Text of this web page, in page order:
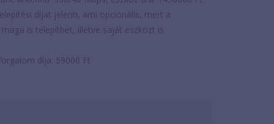
díjat jelenti, ami opcionális, mert a
is telepíthet, illetve saját eszközt is
díja: 59000 Ft